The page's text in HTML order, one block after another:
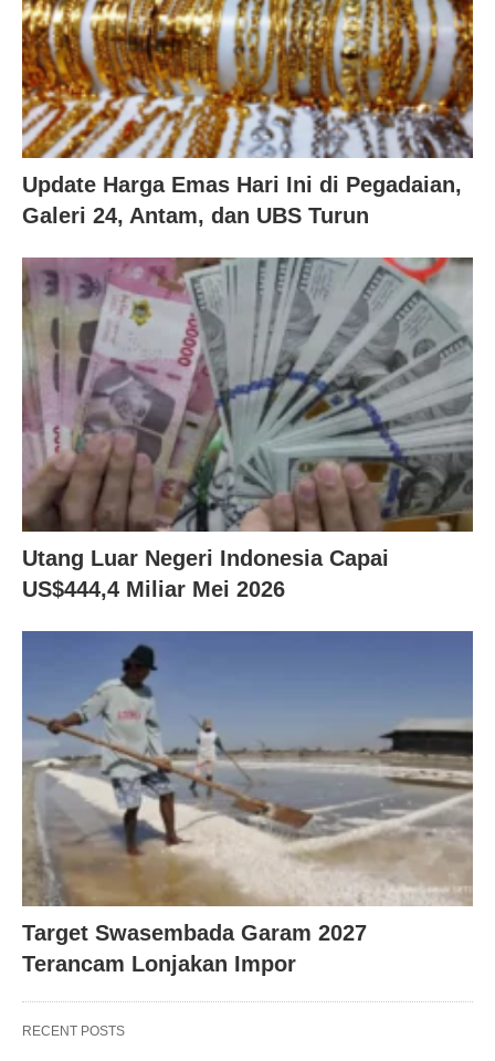
Update Harga Emas Hari Ini di Pegadaian,
Galeri 24, Antam, dan UBS Turun
Utang Luar Negeri Indonesia Capai
US$444,4 Miliar Mei 2026
Target Swasembada Garam 2027
Terancam Lonjakan Impor
RECENT POSTS